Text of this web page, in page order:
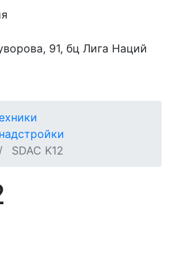
91, бц Лига Наций
SDAC K12